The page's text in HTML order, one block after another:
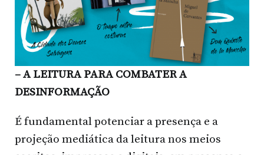
– A LEITURA PARA COMBATER A
DESINFORMAÇÃO
É fundamental potenciar a presença e a
projeção mediática da leitura nos meios